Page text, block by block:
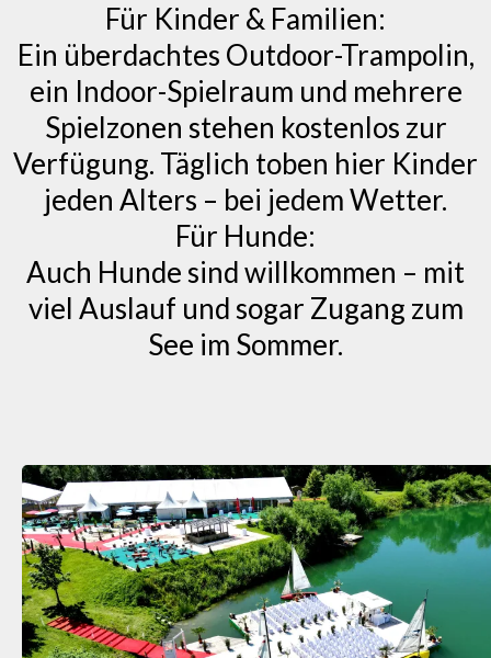
Für Kinder & Familien:
Ein überdachtes Outdoor-Trampolin,
ein Indoor-Spielraum und mehrere
Spielzonen stehen kostenlos zur
Verfügung. Täglich toben hier Kinder
jeden Alters – bei jedem Wetter.
Für Hunde:
Auch Hunde sind willkommen – mit
viel Auslauf und sogar Zugang zum
See im Sommer.